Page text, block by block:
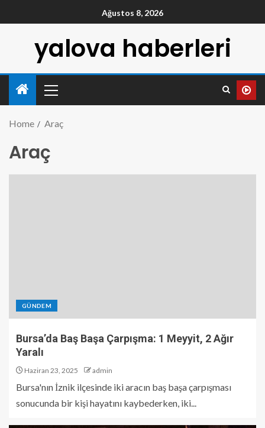
Ağustos 8, 2026
yalova haberleri
Home Araç
Araç
GÜNDEM
Bursa’da Baş Başa Çarpışma: 1 Meyyit, 2 Ağır
Yaralı
Haziran 23, 2025 admin
Bursa'nın İznik ilçesinde iki aracın baş başa çarpışması
sonucunda bir kişi hayatını kaybederken, iki...